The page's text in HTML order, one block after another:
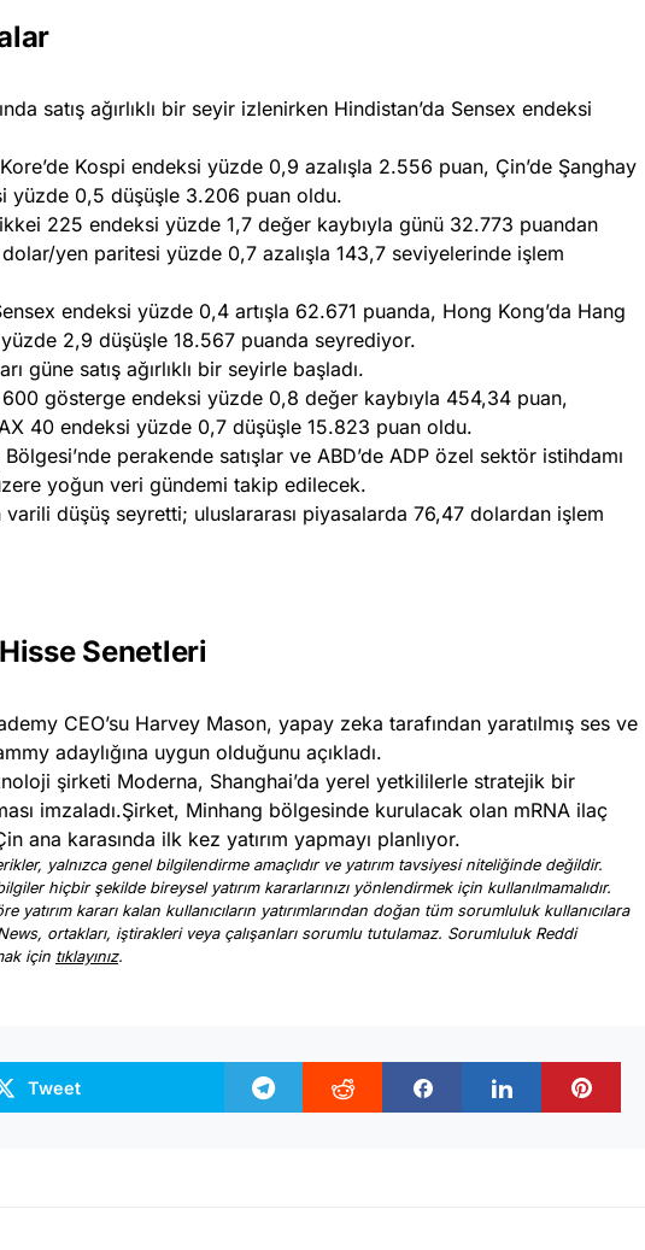
satış ağırlıklı bir seyir izlenirken Hindistan’da Sensex endeksi
Kospi endeksi yüzde 0,9 azalışla 2.556 puan, Çin’de Şanghay
yüzde 0,5 düşüşle 3.206 puan oldu.
225 endeksi yüzde 1,7 değer kaybıyla günü 32.773 puandan
yen paritesi yüzde 0,7 azalışla 143,7 seviyelerinde işlem
endeksi yüzde 0,4 artışla 62.671 puanda, Hong Kong’da Hang
2,9 düşüşle 18.567 puanda seyrediyor.
güne satış ağırlıklı bir seyirle başladı.
gösterge endeksi yüzde 0,8 değer kaybıyla 454,34 puan,
40 endeksi yüzde 0,7 düşüşle 15.823 puan oldu.
perakende satışlar ve ABD’de ADP özel sektör istihdamı
yoğun veri gündemi takip edilecek.
varili düşüş seyretti; uluslararası piyasalarda 76,47 dolardan işlem
Senetleri
CEO’su Harvey Mason, yapay zeka tarafından yaratılmış ses ve
adaylığına uygun olduğunu açıkladı.
şirketi Moderna, Shanghai’da yerel yetkililerle stratejik bir
imzaladı.Şirket, Minhang bölgesinde kurulacak olan mRNA ilaç
ana karasında ilk kez yatırım yapmayı planlıyor.
yalnızca genel bilgilendirme amaçlıdır ve yatırım tavsiyesi niteliğinde değildir.
hiçbir şekilde bireysel yatırım kararlarınızı yönlendirmek için kullanılmamalıdır.
yatırım kararı kalan kullanıcıların yatırımlarından doğan tüm sorumluluk kullanıcılara
ortakları, iştirakleri veya çalışanları sorumlu tutulamaz. Sorumluluk Reddi
için tıklayınız.
Tweet